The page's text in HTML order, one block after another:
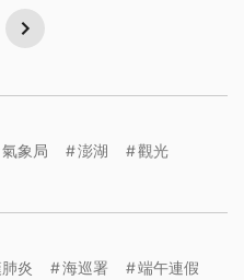
氣象局 澎湖
觀光
炎 海巡署
端午連假